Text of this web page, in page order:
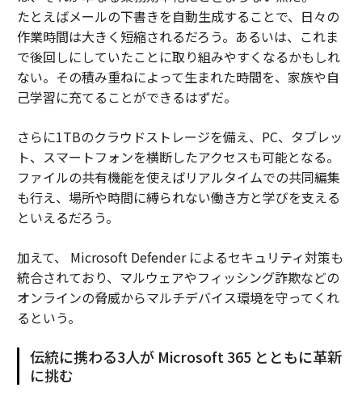
たとえばメールの下書きを自動生成することで、日々の
作業時間は大きく短縮されるだろう。あるいは、これま
で後回しにしていたことに取り組みやすくなるかもしれ
ない。その積み重ねによって生まれた時間を、家族や自
己学習に充てることができるはずだ。
さらに1TBのクラウドストレージを備え、PC、タブレッ
ト、スマートフォンを横断したアクセスも可能となる。
ファイルの共有機能を使えばリアルタイムでの共同編集
も行え、場所や時間に縛られない働き方と学びを支える
といえるだろう。
加えて、 Microsoft Defender によるセキュリティ対策も
統合されており、マルウェアやフィッシング詐欺などの
オンラインの脅威からマルチデバイス環境を守ってくれ
るという。
伝統に携わる3人が Microsoft 365 とともに革新
に挑む